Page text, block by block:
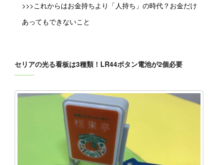
>>>これからはお金持ちより「人持ち」の時代？お金だけ
あってもできないこと
セリアの光る看板は3種類！LR44ボタン電池が2個必要